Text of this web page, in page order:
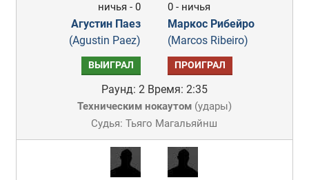
ничья - 0
Агустин Паез
(Agustin Paez)
0 - ничья
Маркос Рибейро
(Marcos Ribeiro)
ВЫИГРАЛ ПРОИГРАЛ
Раунд: 2 Время: 2:35
Техническим нокаутом(удары)
Судья: Тьяго Магальяйнш